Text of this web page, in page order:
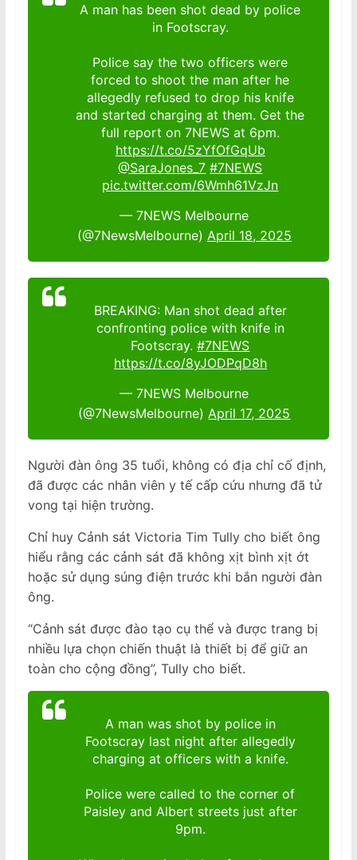
A man has been shot dead by police
in Footscray.
Police say the two officers were
forced to shoot the man after he
allegedly refused to drop his knife
and started charging at them. Get the
full report on 7NEWS at 6pm.
https://t.co/5zYfOfGqUb
@SaraJones_7 #7NEWS
pic.twitter.com/6Wmh61VzJn
— 7NEWS Melbourne
(@7NewsMelbourne) April 18, 2025
BREAKING: Man shot dead after
confronting police with knife in
Footscray.#7NEWS
https://t.co/8yJODPqD8h
— 7NEWS Melbourne
(@7NewsMelbourne) April 17, 2025
Người đàn ông 35 tuổi, không có địa chỉ cố định,
đã được các nhân viên y tế cấp cứu nhưng đã tử
vong tại hiện trường.
Chỉ huy Cảnh sát Victoria Tim Tully cho biết ông
hiểu rằng các cảnh sát đã không xịt bình xịt ớt
hoặc sử dụng súng điện trước khi bắn người đàn
ông.
“Cảnh sát được đào tạo cụ thể và được trang bị
nhiều lựa chọn chiến thuật là thiết bị để giữ an
toàn cho cộng đồng”, Tully cho biết.
A man was shot by police in
Footscray last night after allegedly
charging at officers with a knife.
Police were called to the corner of
Paisley and Albert streets just after
9pm.